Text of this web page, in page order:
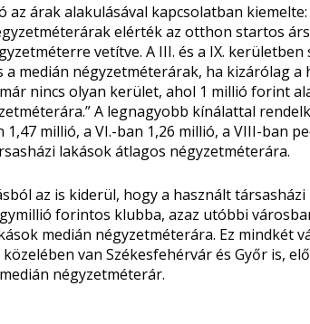
az árak alakulásával kapcsolatban
elérték az otthon startos
vetítve. A III. és a IX.
a medián négyzetméterárak, ha kizárólag
nincs olyan kerület, ahol 1 millió forint
A legnagyobb kínálattal
1,47 millió, a VI.-ban 1,26 millió, a VIII-ban
lakások átlagos négyzetméterára.
az is kiderül, hogy a használt
forintos klubba, azaz utóbbi
medián négyzetméterára. Ez mindkét
közelében van Székesfehérvár és Győr is,
négyzetméterár.